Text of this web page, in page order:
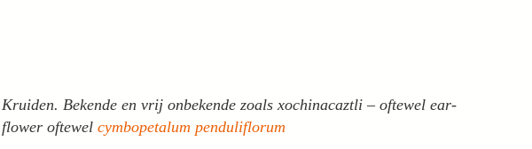
Kruiden. Bekende en vrij onbekende zoals xochinacaztli – oftewel ear-
flower oftewel cymbopetalum penduliflorum